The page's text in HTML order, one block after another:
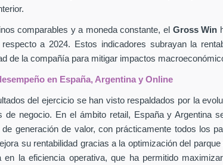
comparables y a moneda constante, el Gross Win
a 2024. Estos indicadores subrayan la
de la compañía para mitigar impactos
en España, Argentina y Online
del ejercicio se han visto respaldados por la
de negocio. En el ámbito retail, España y Argentina
de generación de valor, con prácticamente todos los
su rentabilidad gracias a la optimización del
en la eficiencia operativa, que ha permitido